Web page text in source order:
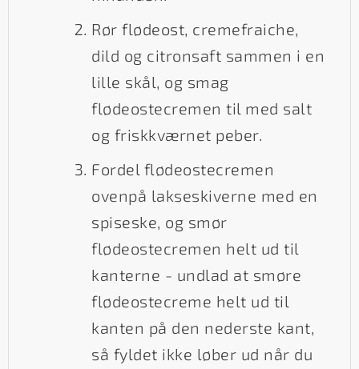
Rør flødeost, cremefraiche,
dild og citronsaft sammen i en
lille skål, og smag
flødeostecremen til med salt
og friskkværnet peber.
Fordel flødeostecremen
ovenpå lakseskiverne med en
spiseske, og smør
flødeostecremen helt ud til
kanterne - undlad at smøre
flødeostecreme helt ud til
kanten på den nederste kant,
så fyldet ikke løber ud når du